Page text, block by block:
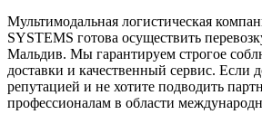
Мультимодальная логистическая
SYSTEMS готова осуществить
Мальдив. Мы гарантируем строгое
доставки и качественный сервис. Если
репутацией и не хотите подводить
профессионалам в области